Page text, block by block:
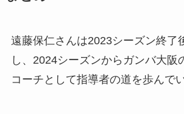
遠藤保仁さんは2023シーズン終了
し、2024シーズンからガンバ大阪
コーチとして指導者の道を歩んで